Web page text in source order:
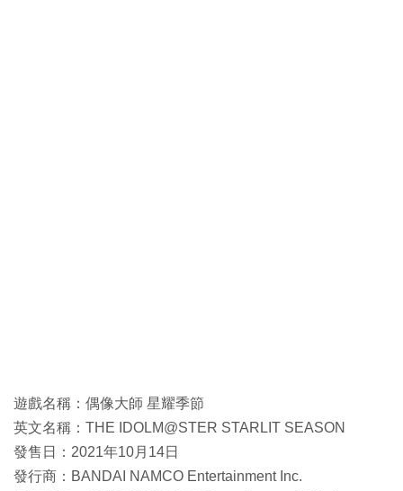
遊戲名稱：偶像大師 星耀季節
英文名稱：THE IDOLM@STER STARLIT SEASON
發售日：2021年10月14日
發行商：BANDAI NAMCO Entertainment Inc.